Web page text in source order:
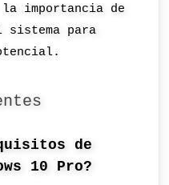
la importancia de
sistema para
de
10 Pro?